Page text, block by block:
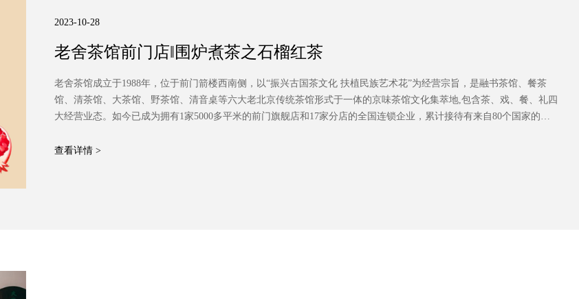
2023-10-28
老舍茶馆前门店‖围炉煮茶之石榴红茶
老舍茶馆成立于1988年，位于前门箭楼西南侧，以“振兴古国茶文化 扶植民族艺术花”为经营宗旨，是融书茶馆、餐茶
馆、清茶馆、大茶馆、野茶馆、清音桌等六大老北京传统茶馆形式于一体的京味茶馆文化集萃地,包含茶、戏、餐、礼四
大经营业态。如今已成为拥有1家5000多平米的前门旗舰店和17家分店的全国连锁企业，累计接待有来自80个国家的近
国文明单位。
查看详情 >